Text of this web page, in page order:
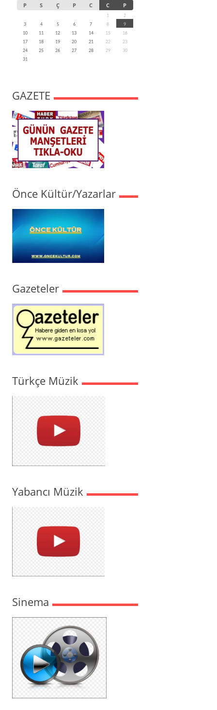
P S Ç P C C P
1
2
3
4 5 6 7 8
9
10
11 12 13 14 15
16
17
18 19 20 21 22
23
24
25 26 27 28 29
30
31
GAZETE
Önce Kültür/Yazarlar
Gazeteler
Türkçe Müzik
Yabancı Müzik
Sinema